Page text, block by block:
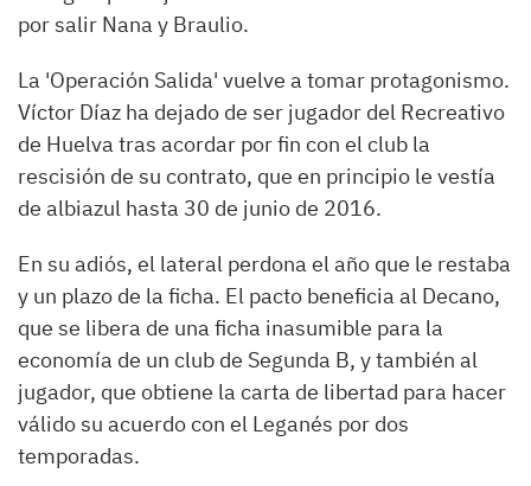
por salir Nana y Braulio.
La 'Operación Salida' vuelve a tomar protagonismo.
Víctor Díaz ha dejado de ser jugador del Recreativo
de Huelva tras acordar por fin con el club la
rescisión de su contrato, que en principio le vestía
de albiazul hasta 30 de junio de 2016.
En su adiós, el lateral perdona el año que le restaba
y un plazo de la ficha. El pacto beneficia al Decano,
que se libera de una ficha inasumible para la
economía de un club de Segunda B, y también al
jugador, que obtiene la carta de libertad para hacer
válido su acuerdo con el Leganés por dos
temporadas.